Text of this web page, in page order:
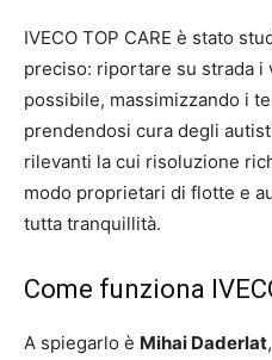
IVECO TOP CARE è stato
preciso: riportare su strada i
possibile, massimizzando i
prendendosi cura degli
rilevanti la cui risoluzione
modo proprietari di flotte e
tutta tranquillità.
Come funziona
A spiegarlo è Mihai Daderlat